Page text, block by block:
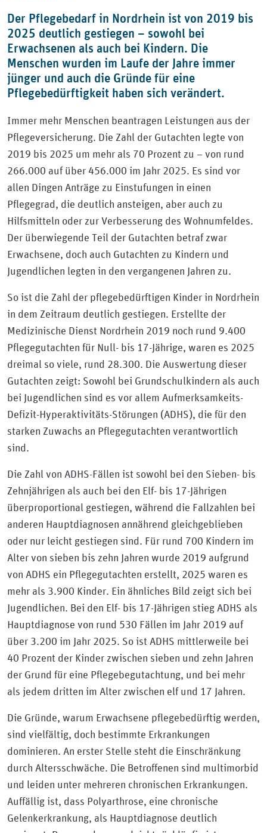
Der Pflegebedarf in Nordrhein ist von 2019 bis
2025 deutlich gestiegen – sowohl bei
Erwachsenen als auch bei Kindern. Die
Menschen wurden im Laufe der Jahre immer
jünger und auch die Gründe für eine
Pflegebedürftigkeit haben sich verändert.
Immer mehr Menschen beantragen Leistungen aus der
Pflegeversicherung. Die Zahl der Gutachten legte von
2019 bis 2025 um mehr als 70 Prozent zu – von rund
266.000 auf über 456.000 im Jahr 2025. Es sind vor
allen Dingen Anträge zu Einstufungen in einen
Pflegegrad, die deutlich ansteigen, aber auch zu
Hilfsmitteln oder zur Verbesserung des Wohnumfeldes.
Der überwiegende Teil der Gutachten betraf zwar
Erwachsene, doch auch Gutachten zu Kindern und
Jugendlichen legten in den vergangenen Jahren zu.
So ist die Zahl der pflegebedürftigen Kinder in Nordrhein
in dem Zeitraum deutlich gestiegen. Erstellte der
Medizinische Dienst Nordrhein 2019 noch rund 9.400
Pflegegutachten für Null- bis 17-Jährige, waren es 2025
dreimal so viele, rund 28.300. Die Auswertung dieser
Gutachten zeigt: Sowohl bei Grundschulkindern als auch
bei Jugendlichen sind es vor allem Aufmerksamkeits-
Defizit-Hyperaktivitäts-Störungen (ADHS), die für den
starken Zuwachs an Pflegegutachten verantwortlich
sind.
Die Zahl von ADHS-Fällen ist sowohl bei den Sieben- bis
Zehnjährigen als auch bei den Elf- bis 17-Jährigen
überproportional gestiegen, während die Fallzahlen bei
anderen Hauptdiagnosen annährend gleichgeblieben
oder nur leicht gestiegen sind. Für rund 700 Kindern im
Alter von sieben bis zehn Jahren wurde 2019 aufgrund
von ADHS ein Pflegegutachten erstellt, 2025 waren es
mehr als 3.900 Kinder. Ein ähnliches Bild zeigt sich bei
Jugendlichen. Bei den Elf- bis 17-Jährigen stieg ADHS als
Hauptdiagnose von rund 530 Fällen im Jahr 2019 auf
über 3.200 im Jahr 2025. So ist ADHS mittlerweile bei
40 Prozent der Kinder zwischen sieben und zehn Jahren
der Grund für eine Pflegebegutachtung, und bei mehr
als jedem dritten im Alter zwischen elf und 17 Jahren.
Die Gründe, warum Erwachsene pflegebedürftig werden,
sind vielfältig, doch bestimmte Erkrankungen
dominieren. An erster Stelle steht die Einschränkung
durch Altersschwäche. Die Betroffenen sind multimorbid
und leiden unter mehreren chronischen Erkrankungen.
Auffällig ist, dass Polyarthrose, eine chronische
Gelenkerkrankung, als Hauptdiagnose deutlich